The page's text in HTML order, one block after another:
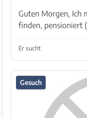
Guten Morgen, Ich
finden, pensioniert
einem jüngeren
Er sucht
Gesuch